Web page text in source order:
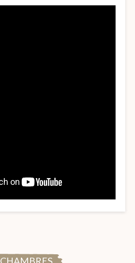
CHAMBRES